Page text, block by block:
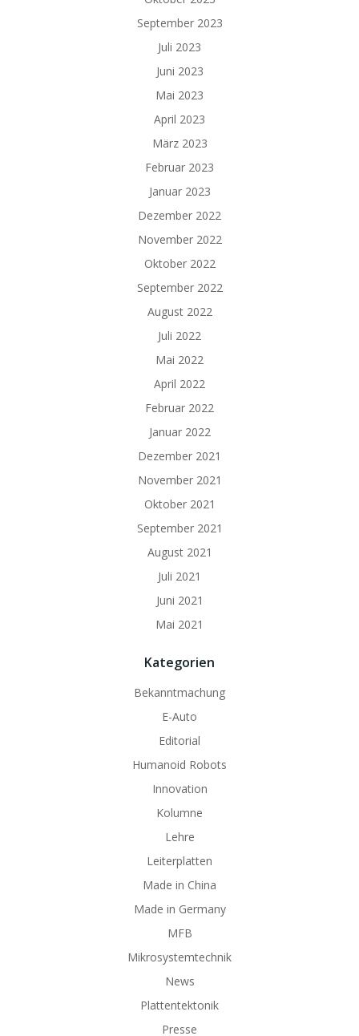
September 2023
Juli 2023
Juni 2023
Mai 2023
April 2023
März 2023
Februar 2023
Januar 2023
Dezember 2022
November 2022
Oktober 2022
September 2022
August 2022
Juli 2022
Mai 2022
April 2022
Februar 2022
Januar 2022
Dezember 2021
November 2021
Oktober 2021
September 2021
August 2021
Juli 2021
Juni 2021
Mai 2021
Kategorien
Bekanntmachung
E-Auto
Editorial
Humanoid Robots
Innovation
Kolumne
Lehre
Leiterplatten
Made in China
Made in Germany
MFB
Mikrosystemtechnik
News
Plattentektonik
Presse